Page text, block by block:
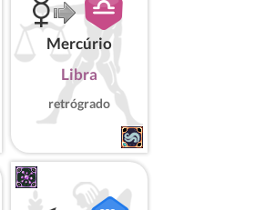
Mercúrio
Libra
retrógrado